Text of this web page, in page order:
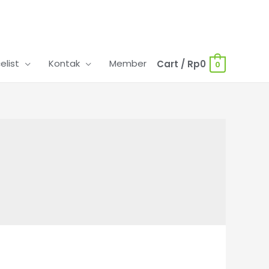
Kontak Member Cart / Rp0 0